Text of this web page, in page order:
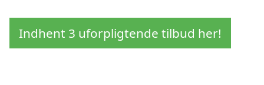
Indhent 3 uforpligtende tilbud her!